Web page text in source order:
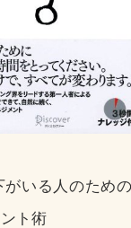
いる人のため
ト術